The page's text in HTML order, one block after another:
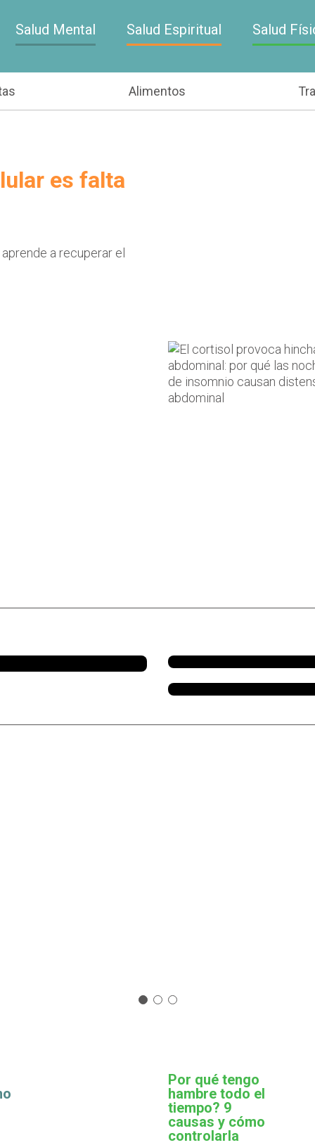
Salud Mental Salud Espiritual Salud
Alimentos
es falta
a recuperar el
Por qué tengo
hambre todo el
tiempo? 9
causas y cómo
controlarla